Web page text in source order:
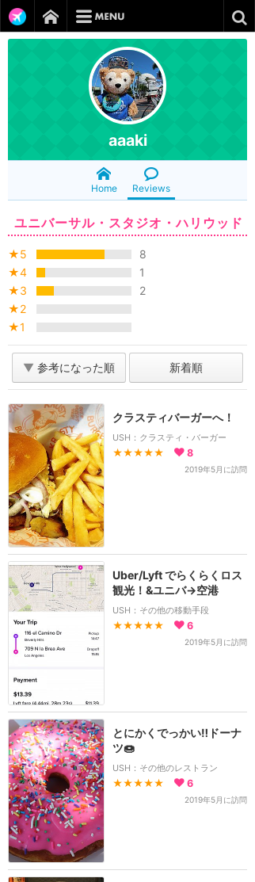
aaaki
Home Reviews
ユニバーサル・スタジオ・ハリウッド
★5
8
★4
1
★3
2
★2
★1
▼ 参考になった順 新着順
クラスティバーガーへ！
USH：クラスティ・バーガー
★★★★★ 8
2019年5月に訪問
Uber/Lyft でらくらくロス
観光！&ユニバ→空港
USH：その他の移動手段
★★★★★ 6
2019年5月に訪問
とにかくでっかい‼️ドーナ
ツ🍩
USH：その他のレストラン
★★★★★ 6
2019年5月に訪問